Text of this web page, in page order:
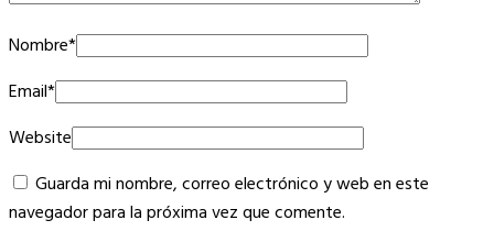
Nombre*
Email*
Website
Guarda mi nombre, correo electrónico y web en este
navegador para la próxima vez que comente.